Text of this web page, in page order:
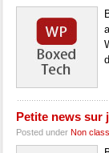
Petite news sur
Posted under Non